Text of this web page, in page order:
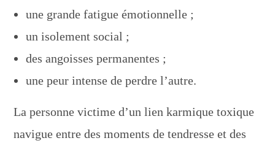
une grande fatigue émotionnelle ;
un isolement social ;
des angoisses permanentes ;
une peur intense de perdre l’autre.
La personne victime d’un lien karmique toxique
navigue entre des moments de tendresse et des